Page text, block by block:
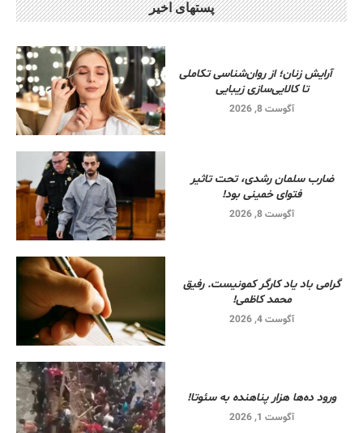
پستهای اخیر
آرایش زنان؛ از روان‌شناسی تکاملی
تا کالایی‌سازی زیبایی
آگوست 8, 2026
ضارب سلمان رشدی، تحت تاثیر
فتوای خمینی بود!
آگوست 8, 2026
گرامی باد یاد کارگر کمونیست. رفیق
محمد کاظمی!
آگوست 4, 2026
ورود ده‌ها هزار پناهنده به سئوتا!
آگوست 1, 2026